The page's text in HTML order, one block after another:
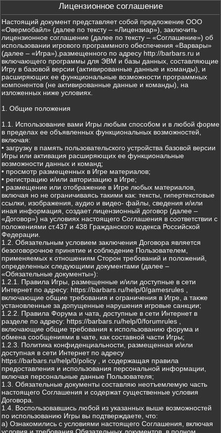
Лицензионное соглашение
Настоящий документ представляет собой предложение ООО
«Овермобайл» (далее по тексту – «Лицензиар»), заключить
лицензионное соглашение (далее по тексту – «Соглашение») об
использовании игрового программного обеспечения «Варвары»
(далее – «Игра»),размещенного по адресу http://barbars.ru и
включающего программы для ЭВМ и базы данных, составляющие
Игру в базовой версии (активированные данные и команды), и
расширяющих ее функциональные возможности программных
компонентов (не активированные данные и команды), на
изложенных ниже условиях.
1. Общие положения
1.1. Использование вами Игры любым способом и в любой форме
в пределах ее объявленных функциональных возможностей,
включая:
• загрузку в память пользовательского устройства базовой версии
Игры или активация расширяющих ее функциональные
возможности данных и команд;
• просмотр размещенных в Игре материалов;
• регистрацию и/или авторизацию в Игре;
• размещение или отображение в Игре любых материалов,
включая но не ограничиваясь такими как: тексты, гипертекстовые
ссылки, изображения, аудио и видео- файлы, сведения и/или
иная информация, создает лицензионный договор (далее –
«Договор») на условиях настоящего Соглашения в соответствии с
положениями ст.437 и 438 Гражданского кодекса Российской
Федерации.
1.2. Обязательным условием заключения Договора является
безоговорочное принятие и соблюдение Пользователем,
применяемых к отношениям Сторон требований и положений,
определенных следующими документами (далее –
«Обязательные документы»):
1.2.1. Правила Игры, размещенные и/или доступные в сети
Интернет по адресу: https://barbars.ru/help/0/gamesrules ,
включающие общие требования и ограничения в Игре, а также
установленные за допущенные нарушения игровые санкции;
1.2.2. Правила Форума и чата, доступные в сети Интернет в
разделе по адресу: https://barbars.ru/help/0/forumrules ,
включающие общие требования к использованию форума и
обмена сообщениями в чате, как составной части Игры;
1.2.3. Политика конфиденциальности, размещенная и/или
доступная в сети Интернет по адресу
https://barbars.ru/help/0/policy , и содержащая правила
предоставления и использования персональной информации,
включая персональные данные Пользователя;
1.3. Обязательные документы составляю неотъемлемую часть
настоящего Соглашения и содержат существенные условия
Договора.
1.4. Воспользовавшись любой из указанных выше возможностей
по использованию Игры вы подтверждаете, что:
а) Ознакомились с условиями настоящего Соглашения, включая